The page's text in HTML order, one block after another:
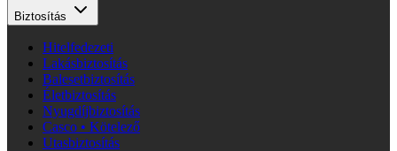
Biztosítás
Hitelfedezeti
Lakásbiztosítás
Balesetbiztosítás
Életbiztosítás
Nyugdíjbiztosítás
Casco • Kötelező
Utasbiztosítás